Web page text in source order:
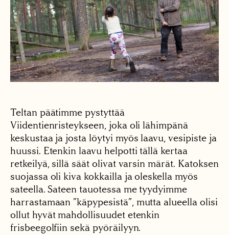
Teltan päätimme pystyttää
Viidentienristeykseen, joka oli lähimpänä
keskustaa ja josta löytyi myös laavu, vesipiste ja
huussi. Etenkin laavu helpotti tällä kertaa
retkeilyä, sillä säät olivat varsin märät. Katoksen
suojassa oli kiva kokkailla ja oleskella myös
sateella. Sateen tauotessa me tyydyimme
harrastamaan ”käpypesistä”, mutta alueella olisi
ollut hyvät mahdollisuudet etenkin
frisbeegolfiin sekä pyöräilyyn.